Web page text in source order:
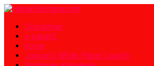
Disclaimer
e-paper2
home
Jokowi’s White Paper Launch